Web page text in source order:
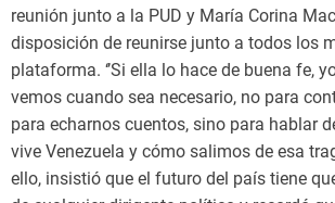
reunión junto a la PUD y María Corina
disposición de reunirse junto a todos los
plataforma. ‘’Si ella lo hace de buena fe,
vemos cuando sea necesario, no para
para echarnos cuentos, sino para hablar
vive Venezuela y cómo salimos de esa
ello, insistió que el futuro del país tiene